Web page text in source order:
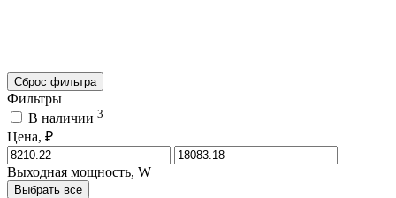
Сброс фильтра
Фильтры
В наличии 3
Цена, ₽
Выходная мощность, W
Выбрать все